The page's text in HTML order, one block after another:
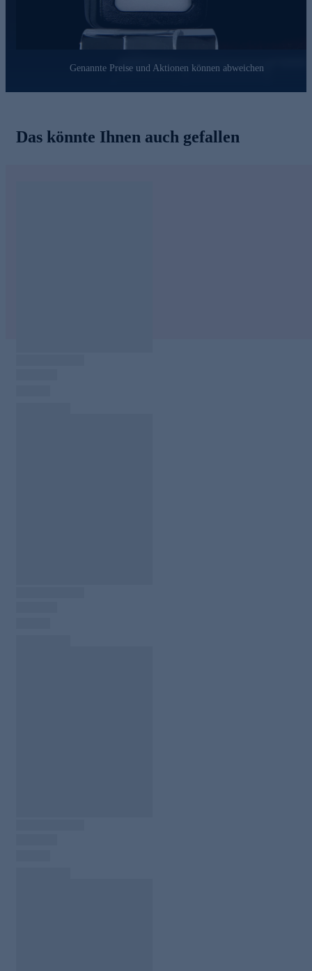
Genannte Preise und Aktionen können abweichen
Das könnte Ihnen auch gefallen